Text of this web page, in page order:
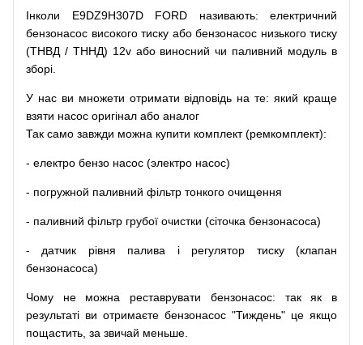
Інколи E9DZ9H307D FORD називають:
електричний
бензонасос високого тиску або бензонасос низького тиску
(ТНВД / ТННД) 12v або виносний чи паливний модуль в
зборі
У нас ви множети отримати відповідь на те: який краще
взяти насос оригінал або аналог
Так само завжди можна купити комплект (ремкомплект):
- електро бензо насос (электро насос)
- погружной паливний фільтр тонкого очищення
- паливний фільтр грубої очистки (сіточка бензонасоса)
- датчик рівня палива і регулятор тиску (клапан
бензонасоса)
Чому не можна реставрувати бензонасос: так як
в
результаті ви отримаєте бензонасос "Тиждень" це якщо
пощастить, за звичай меньше.